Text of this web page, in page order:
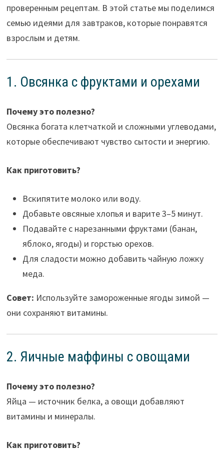
проверенным рецептам. В этой статье мы поделимся
семью идеями для завтраков, которые понравятся
взрослым и детям.
1. Овсянка с фруктами и орехами
Почему это полезно?
Овсянка богата клетчаткой и сложными углеводами,
которые обеспечивают чувство сытости и энергию.
Как приготовить?
Вскипятите молоко или воду.
Добавьте овсяные хлопья и варите 3–5 минут.
Подавайте с нарезанными фруктами (банан,
яблоко, ягоды) и горстью орехов.
Для сладости можно добавить чайную ложку
меда.
Совет: Используйте замороженные ягоды зимой —
они сохраняют витамины.
2. Яичные маффины с овощами
Почему это полезно?
Яйца — источник белка, а овощи добавляют
витамины и минералы.
Как приготовить?